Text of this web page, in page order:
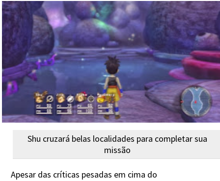
Shu cruzará belas localidades para completar sua
missão
Apesar das críticas pesadas em cima do